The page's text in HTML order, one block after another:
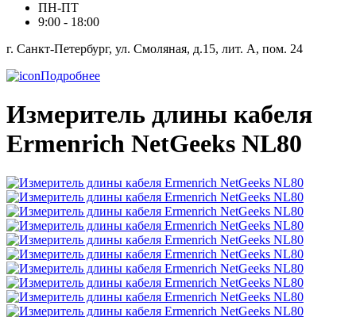
ПН-ПТ
9:00 - 18:00
г. Санкт-Петербург, ул. Смоляная, д.15, лит. А, пом. 24
Подробнее
Измеритель длины кабеля
Ermenrich NetGeeks NL80